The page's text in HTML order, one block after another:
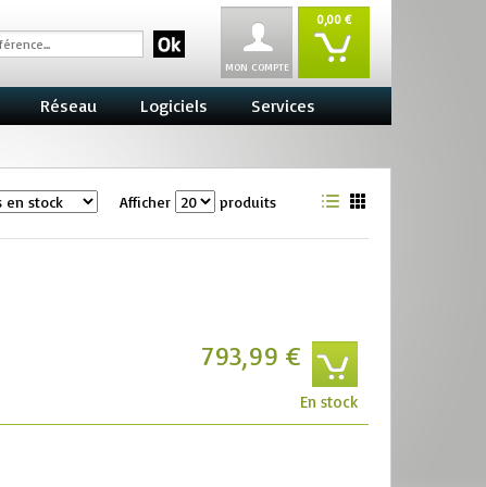
0,00 €
MON COMPTE
Réseau Logiciels Services
Afficher produits
En stock
793,99 €